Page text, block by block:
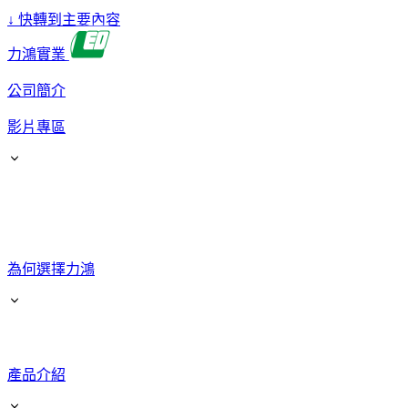
↓ 快轉到主要內容
力鴻實業
公司簡介
影片專區
為何選擇力鴻
產品介紹